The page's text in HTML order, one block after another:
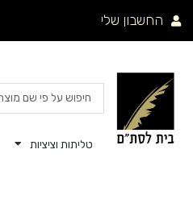
החשבון שלי
Search
...
טליתות וציציות